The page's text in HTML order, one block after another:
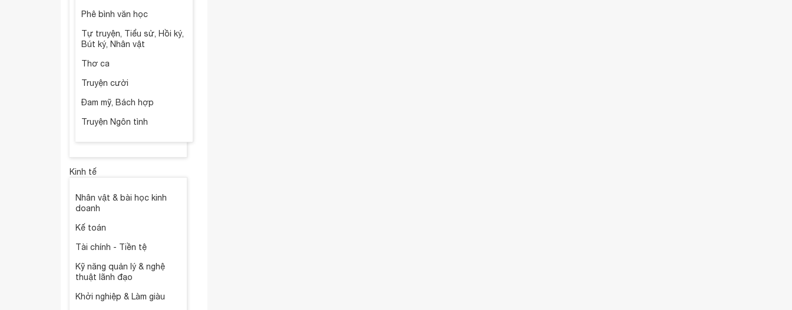
Phê bình văn học
Tự truyện, Tiểu sử, Hồi ký,
Bút ký, Nhân vật
Thơ ca
Truyện cười
Đam mỹ, Bách hợp
Truyện Ngôn tình
Kinh tế
Nhân vật & bài học kinh
doanh
Kế toán
Tài chính - Tiền tệ
Kỹ năng quản lý & nghệ
thuật lãnh đạo
Khởi nghiệp & Làm giàu